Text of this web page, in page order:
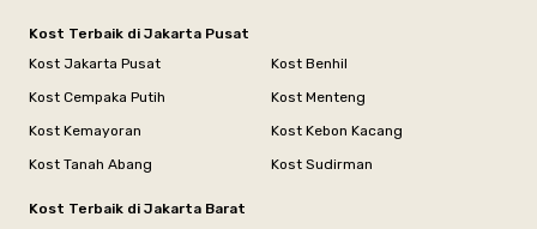
Kost Terbaik di Jakarta Pusat
Kost Jakarta Pusat
Kost Benhil
Kost Cempaka Putih
Kost Menteng
Kost Kemayoran
Kost Kebon Kacang
Kost Tanah Abang
Kost Sudirman
Kost Terbaik di Jakarta Barat